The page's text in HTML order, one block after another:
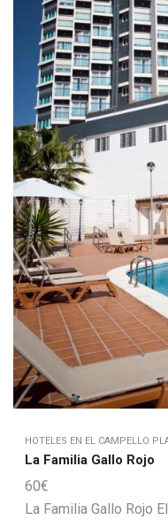
HOTELES EN EL CAMPELLO
La Familia Gallo Rojo
60€
La Familia Gallo Rojo